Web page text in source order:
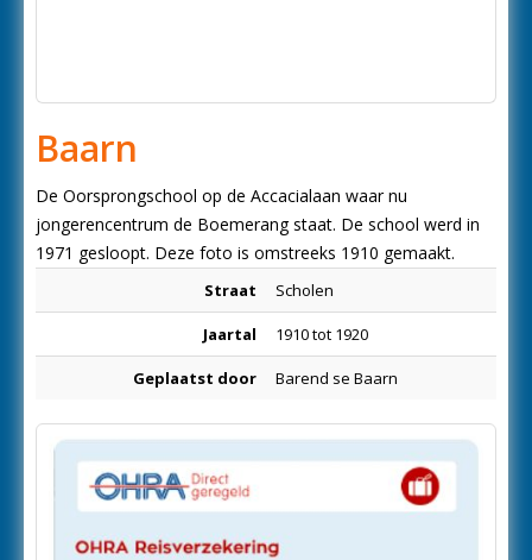
Baarn
De Oorsprongschool op de Accacialaan waar nu
jongerencentrum de Boemerang staat. De school werd in
1971 gesloopt. Deze foto is omstreeks 1910 gemaakt.
Straat Scholen
Jaartal 1910 tot 1920
Geplaatst door Barend se Baarn